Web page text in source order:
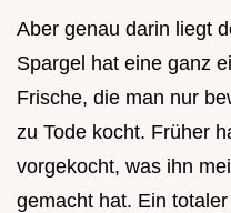
Aber genau darin liegt
Spargel hat eine ganz
Frische, die man nur
zu Tode kocht. Früher
vorgekocht, was ihn
gemacht hat. Ein